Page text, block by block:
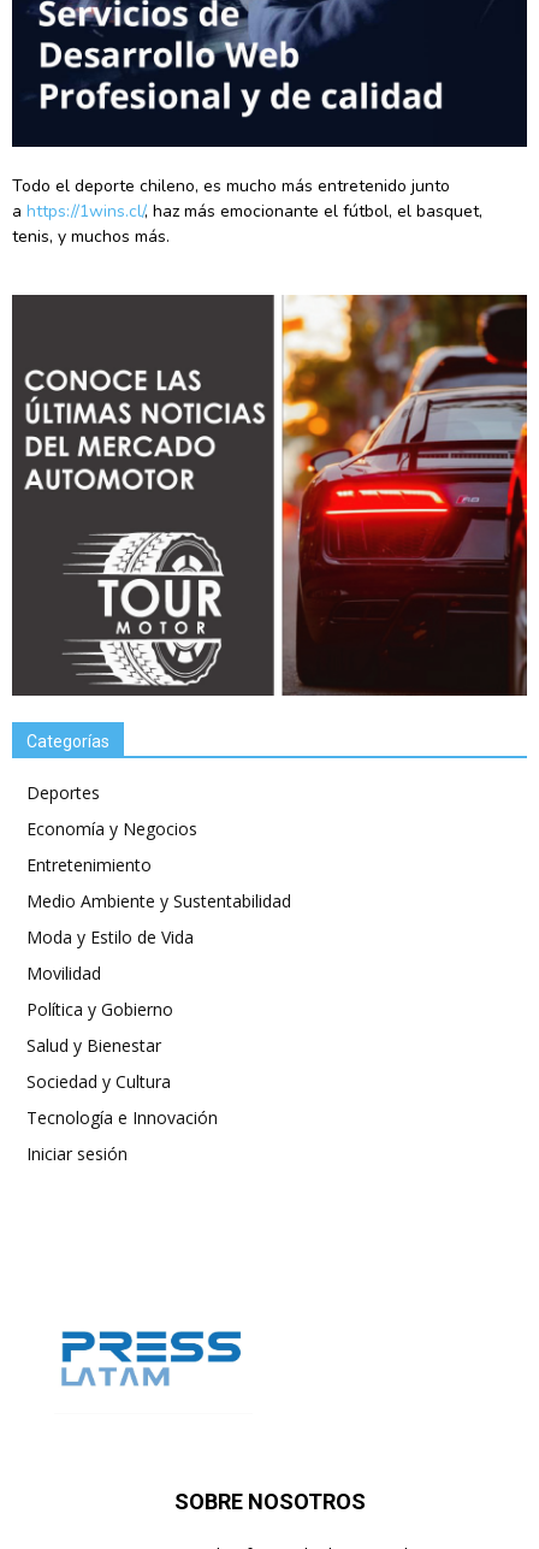
Todo el deporte chileno, es mucho más entretenido junto
a https://1wins.cl/, haz más emocionante el fútbol, el basquet,
tenis, y muchos más.
Categorías
Deportes
Economía y Negocios
Entretenimiento
Medio Ambiente y Sustentabilidad
Moda y Estilo de Vida
Movilidad
Política y Gobierno
Salud y Bienestar
Sociedad y Cultura
Tecnología e Innovación
Iniciar sesión
SOBRE NOSOTROS